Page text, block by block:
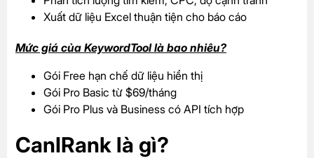
Xuất dữ liệu Excel thuận tiện cho báo cáo
Mức giá của KeywordTool là bao nhiêu?
Gói Free hạn chế dữ liệu hiển thị
Gói Pro Basic từ $69/tháng
Gói Pro Plus và Business có API tích hợp
CanIRank là gì?